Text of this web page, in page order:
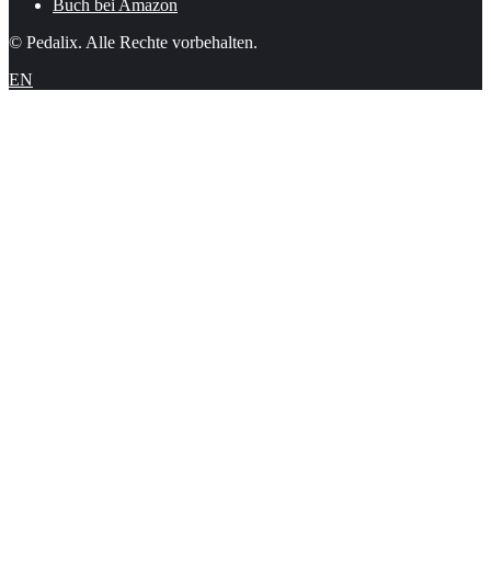
Buch bei Amazon
© Pedalix. Alle Rechte vorbehalten.
EN